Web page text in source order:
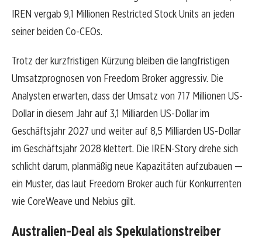
IREN vergab 9,1 Millionen Restricted Stock Units an jeden
seiner beiden Co-CEOs.
Trotz der kurzfristigen Kürzung bleiben die langfristigen
Umsatzprognosen von Freedom Broker aggressiv. Die
Analysten erwarten, dass der Umsatz von 717 Millionen US-
Dollar in diesem Jahr auf 3,1 Milliarden US-Dollar im
Geschäftsjahr 2027 und weiter auf 8,5 Milliarden US-Dollar
im Geschäftsjahr 2028 klettert. Die IREN-Story drehe sich
schlicht darum, planmäßig neue Kapazitäten aufzubauen —
ein Muster, das laut Freedom Broker auch für Konkurrenten
wie CoreWeave und Nebius gilt.
Australien-Deal als Spekulationstreiber